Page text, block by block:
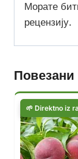
Морате
рецензију.